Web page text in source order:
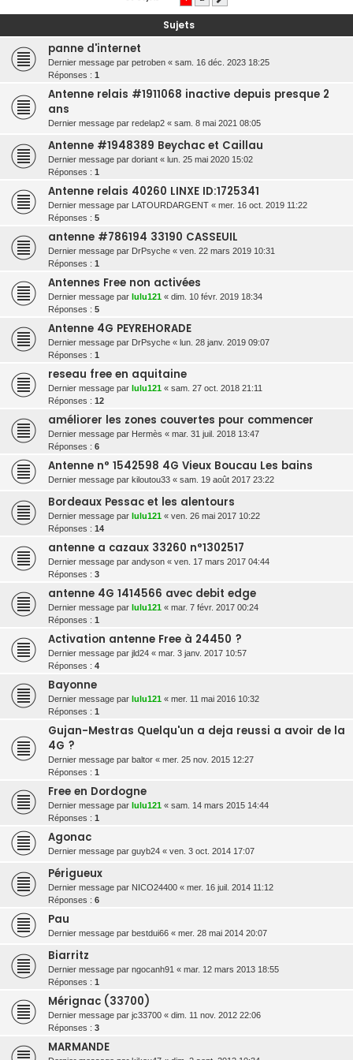
r
Sujets
panne d'internet
Dernier message par petroben « sam. 16 déc. 2023 18:25
Réponses : 1
Antenne relais #1911068 inactive depuis presque 2
ans
Dernier message par redelap2 « sam. 8 mai 2021 08:05
Antenne #1948389 Beychac et Caillau
Dernier message par doriant « lun. 25 mai 2020 15:02
Réponses : 1
Antenne relais 40260 LINXE ID:1725341
Dernier message par LATOURDARGENT « mer. 16 oct. 2019 11:22
Réponses : 5
antenne #786194 33190 CASSEUIL
Dernier message par DrPsyche « ven. 22 mars 2019 10:31
Réponses : 1
Antennes Free non activées
Dernier message par lulu121 « dim. 10 févr. 2019 18:34
Réponses : 5
Antenne 4G PEYREHORADE
Dernier message par DrPsyche « lun. 28 janv. 2019 09:07
Réponses : 1
reseau free en aquitaine
Dernier message par lulu121 « sam. 27 oct. 2018 21:11
Réponses : 12
améliorer les zones couvertes pour commencer
Dernier message par Hermès « mar. 31 juil. 2018 13:47
Réponses : 6
Antenne n° 1542598 4G Vieux Boucau Les bains
Dernier message par kiloutou33 « sam. 19 août 2017 23:22
Bordeaux Pessac et les alentours
Dernier message par lulu121 « ven. 26 mai 2017 10:22
Réponses : 14
antenne a cazaux 33260 n°1302517
Dernier message par andyson « ven. 17 mars 2017 04:44
Réponses : 3
antenne 4G 1414566 avec debit edge
Dernier message par lulu121 « mar. 7 févr. 2017 00:24
Réponses : 1
Activation antenne Free à 24450 ?
Dernier message par jld24 « mar. 3 janv. 2017 10:57
Réponses : 4
Bayonne
Dernier message par lulu121 « mer. 11 mai 2016 10:32
Réponses : 1
Gujan-Mestras Quelqu'un a deja reussi a avoir de la
4G ?
Dernier message par baltor « mer. 25 nov. 2015 12:27
Réponses : 1
Free en Dordogne
Dernier message par lulu121 « sam. 14 mars 2015 14:44
Réponses : 1
Agonac
Dernier message par guyb24 « ven. 3 oct. 2014 17:07
Périgueux
Dernier message par NICO24400 « mer. 16 juil. 2014 11:12
Réponses : 6
Pau
Dernier message par bestdui66 « mer. 28 mai 2014 20:07
Biarritz
Dernier message par ngocanh91 « mar. 12 mars 2013 18:55
Réponses : 1
Mérignac (33700)
Dernier message par jc33700 « dim. 11 nov. 2012 22:06
Réponses : 3
MARMANDE